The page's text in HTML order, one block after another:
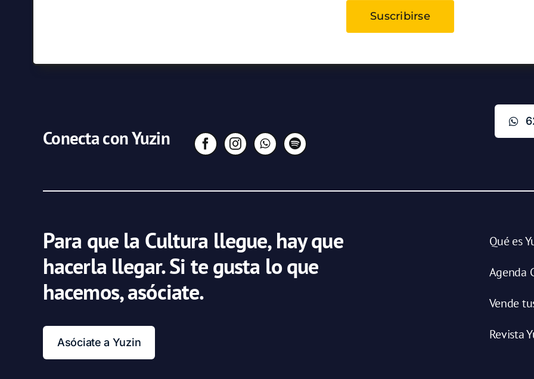
Suscribirse
Conecta con Yuzin
Para que la Cultura llegue, hay que
hacerla llegar. Si te gusta lo que
hacemos, asóciate.
Asóciate a Yuzin
Qué es
Agenda
Vende
Revista